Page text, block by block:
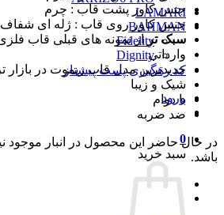
LAMARI
BAHMAN
Fidelity
Dignity
کد رهگیری پست پیشتاز
ورود
0
سبد خرید
جنس کاور پشت قاب : چرم
جنس کاور روی قاب : ژله ای
سبک تراز نمونه های قبلی قاب
وارداتی
جدیدترین مدل قاب ریموت در بازار
شیک و زیبا
با دوام
ضد ضربه
در حال حاضر این محصول در انبار
باشد.